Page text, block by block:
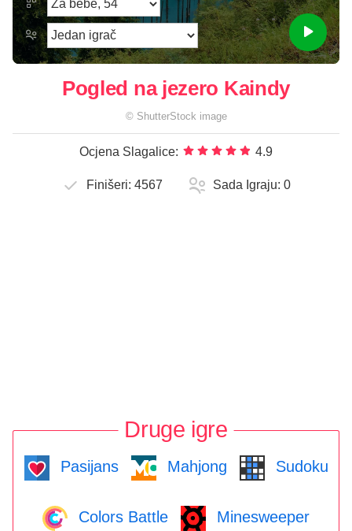
Pogled na jezero Kaindy
© ShutterStock image
Ocjena Slagalice: 4.9
Finišeri: 4567 Sada Igraju: 0
Druge igre
Pasijans Mahjong Sudoku
Colors Battle Minesweeper